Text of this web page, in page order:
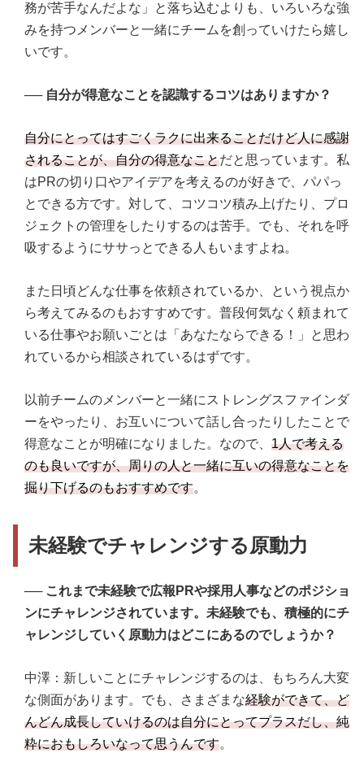
務が苦手なんだよな」と落ち込むよりも、いろいろな強
みを持つメンバーと一緒にチームを創っていけたら嬉し
いです。
──自分が得意なことを認識するコツはありますか？
自分にとってはすごくラクに出来ることだけど人に感謝
されることが、自分の得意なことだと思っています。私
はPRの切り口やアイデアを考えるのが好きで、パパっ
とできる方です。対して、コツコツ積み上げたり、プロ
ジェクトの管理をしたりするのは苦手。でも、それを呼
吸するようにササっとできる人もいますよね。
また日頃どんな仕事を依頼されているか、という視点か
ら考えてみるのもおすすめです。普段何気なく頼まれて
いる仕事やお願いごとは「あなたならできる！」と思わ
れているから相談されているはずです。
以前チームのメンバーと一緒にストレングスファインダ
ーをやったり、お互いについて話し合ったりしたことで
得意なことが明確になりました。なので、 1人で考える
のも良いですが、周りの人と一緒に互いの得意なことを
掘り下げるのもおすすめです。
未経験でチャレンジする原動力
──これまで未経験で広報PRや採用人事などのポジショ
ンにチャレンジされています。未経験でも、積極的にチ
ャレンジしていく原動力はどこにあるのでしょうか？
中澤：新しいことにチャレンジするのは、もちろん大変
な側面があります。でも、さまざまな経験ができて、ど
んどん成長していけるのは自分にとってプラスだし、純
粋におもしろいなって思うんです。